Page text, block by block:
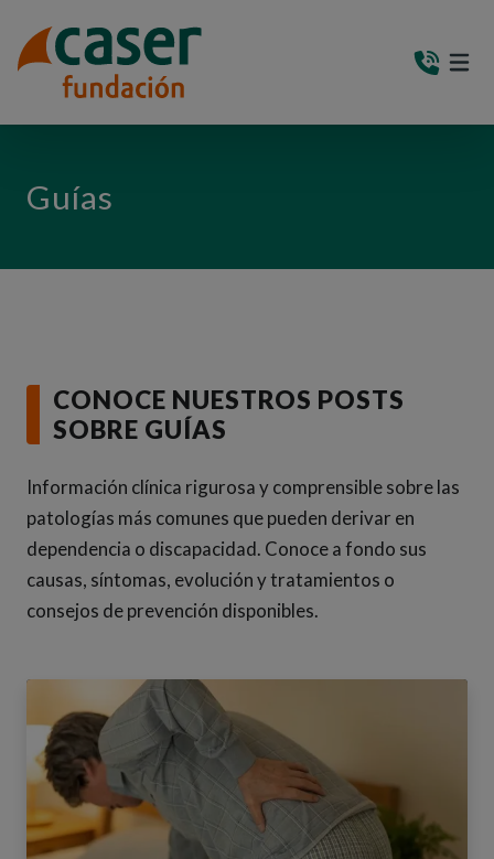
Guías
CONOCE NUESTROS POSTS
SOBRE GUÍAS
Información clínica rigurosa y comprensible sobre las
patologías más comunes que pueden derivar en
dependencia o discapacidad. Conoce a fondo sus
causas, síntomas, evolución y tratamientos o
consejos de prevención disponibles.
Visualizando página 1 de 4